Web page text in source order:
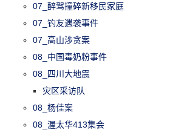
07_醉驾撞碎新移民家庭
07_钓友遇袭事件
07_高山涉贪案
08_中国毒奶粉事件
08_四川大地震
灾区采访队
08_杨佳案
08_渥太华413集会